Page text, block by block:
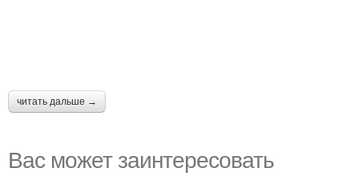
читать дальше →
Вас может заинтересовать